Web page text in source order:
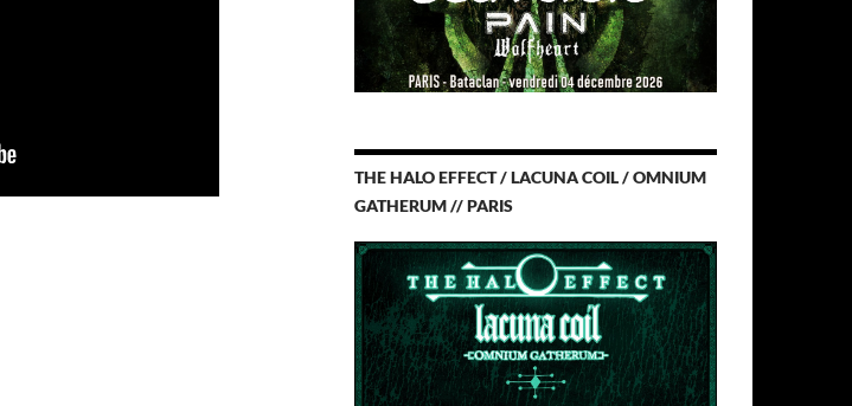
THE HALO EFFECT / LACUNA COIL / OMNIUM
GATHERUM // PARIS